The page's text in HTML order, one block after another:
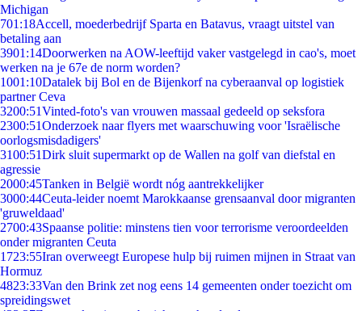
Michigan
701:18Accell, moederbedrijf Sparta en Batavus, vraagt uitstel van
betaling aan
3901:14Doorwerken na AOW-leeftijd vaker vastgelegd in cao's, moet
werken na je 67e de norm worden?
1001:10Datalek bij Bol en de Bijenkorf na cyberaanval op logistiek
partner Ceva
3200:51Vinted-foto's van vrouwen massaal gedeeld op seksfora
2300:51Onderzoek naar flyers met waarschuwing voor 'Israëlische
oorlogsmisdadigers'
3100:51Dirk sluit supermarkt op de Wallen na golf van diefstal en
agressie
2000:45Tanken in België wordt nóg aantrekkelijker
3000:44Ceuta-leider noemt Marokkaanse grensaanval door migranten
'gruweldaad'
2700:43Spaanse politie: minstens tien voor terrorisme veroordeelden
onder migranten Ceuta
1723:55Iran overweegt Europese hulp bij ruimen mijnen in Straat van
Hormuz
4823:33Van den Brink zet nog eens 14 gemeenten onder toezicht om
spreidingswet